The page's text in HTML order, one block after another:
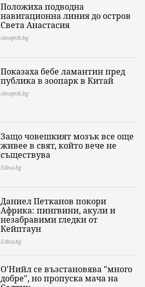
Положиха подводна
навигационна линия до остров
Света Анастасия
sinoptik.bg
Показаха бебе ламантин пред
публика в зоопарк в Китай
sinoptik.bg
Защо човешкият мозък все още
живее в свят, който вече не
съществува
Edna.bg
Даниел Петканов покори
Африка: пингвини, акули и
незабравими гледки от
Кейптаун
Edna.bg
О'Нийл се възстановява "много
добре", но пропуска мача на